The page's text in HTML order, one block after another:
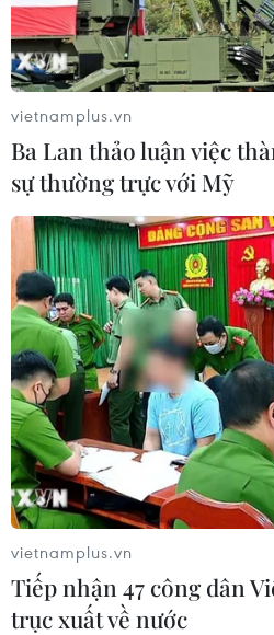
Tây Ban Nha cứu 262
cách đến quần đảo
06/10/2023 13:02
Hơn 3.500 người di cư đã đến
tháng Chín vừa qua. Điểm
cư vượt biển đến Tây Ban
đảo Đại Tây Dương.
vietnamplus.vn
Ba Lan thảo luận việc
sự thường trực với Mỹ
vietnamplus.vn
Tiếp nhận 47 công dân
trục xuất về nước